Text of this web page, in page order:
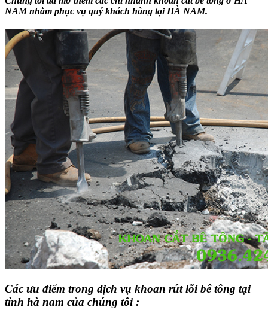
NAM nhằm phục vụ quý khách hàng tại HÀ NAM.
Các ưu điểm trong dịch vụ khoan rút lõi bê tông tại
tỉnh hà nam của chúng tôi :